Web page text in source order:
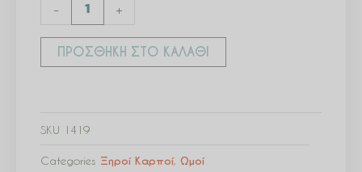
- +
ΠΡΟΣΘΉΚΗ ΣΤΟ ΚΑΛΆΘΙ
SKU 1419
Categories Ξηροί Καρποί Ωμοί